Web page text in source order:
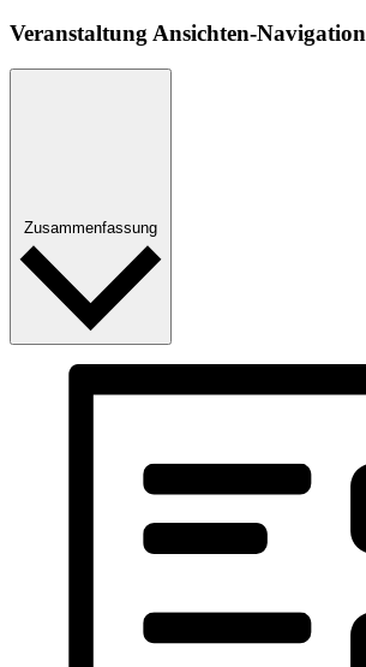
Veranstaltung Ansichten-Navigation
Zusammenfassung